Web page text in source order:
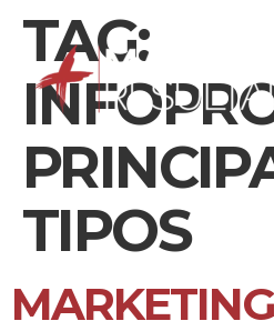
TAG:
TIPOS